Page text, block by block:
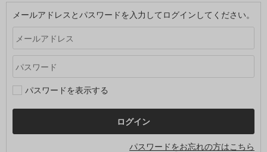
メールアドレスとパスワードを入力してログインしてください。
パスワードを表示する
パスワードをお忘れの方はこちら